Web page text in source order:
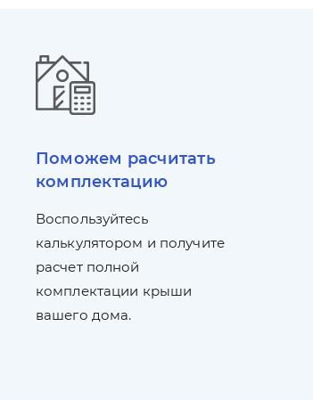
Поможем расчитать
комплектацию
Воспользуйтесь
калькулятором и получите
расчет полной
комплектации крыши
вашего дома.